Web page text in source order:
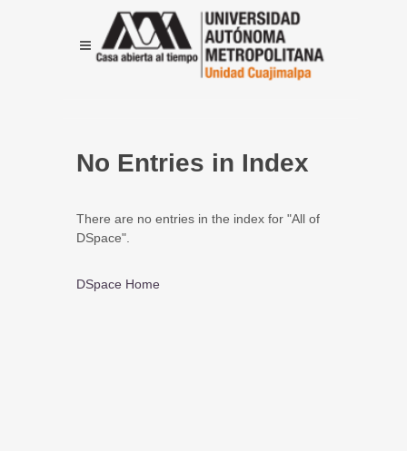
No Entries in Index
There are no entries in the index for "All of
DSpace".
DSpace Home